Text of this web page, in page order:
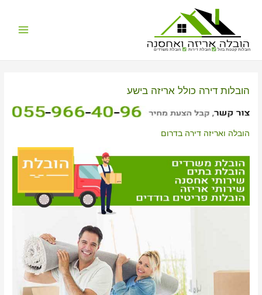
הובלות קטנות בזול הובלת דירות הובלת משרדים
הובלות דירה כולל אריזה בישע
הובלה ואריזה דירה בדרום